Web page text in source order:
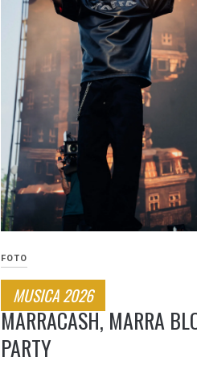
FOTO
MUSICA 2026
MARRACASH, MARRA
PARTY